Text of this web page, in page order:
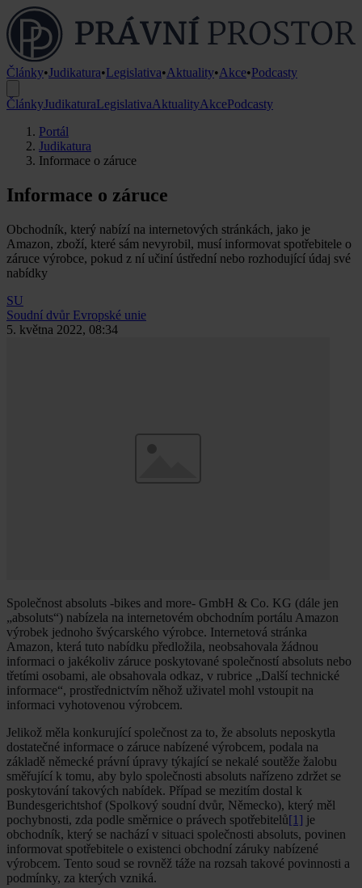
Články•Judikatura•Legislativa•Aktuality•Akce•Podcasty
ČlánkyJudikaturaLegislativaAktualityAkcePodcasty
Portál
Judikatura
Informace o záruce
Informace o záruce
Obchodník, který nabízí na internetových stránkách, jako je
Amazon, zboží, které sám nevyrobil, musí informovat spotřebitele o
záruce výrobce, pokud z ní učiní ústřední nebo rozhodující údaj své
nabídky
SU
Soudní dvůr Evropské unie
5. května 2022, 08:34
Společnost absoluts -bikes and more- GmbH & Co. KG (dále jen
„absoluts“) nabízela na internetovém obchodním portálu Amazon
výrobek jednoho švýcarského výrobce. Internetová stránka
Amazon, která tuto nabídku předložila, neobsahovala žádnou
informaci o jakékoliv záruce poskytované společností absoluts nebo
třetími osobami, ale obsahovala odkaz, v rubrice „Další technické
informace“, prostřednictvím něhož uživatel mohl vstoupit na
informaci vyhotovenou výrobcem.
Jelikož měla konkurující společnost za to, že absoluts neposkytla
dostatečné informace o záruce nabízené výrobcem, podala na
základě německé právní úpravy týkající se nekalé soutěže žalobu
směřující k tomu, aby bylo společnosti absoluts nařízeno zdržet se
poskytování takových nabídek. Případ se mezitím dostal k
Bundesgerichtshof (Spolkový soudní dvůr, Německo), který měl
pochybnosti, zda podle směrnice o právech spotřebitelů[1] je
obchodník, který se nachází v situaci společnosti absoluts, povinen
informovat spotřebitele o existenci obchodní záruky nabízené
výrobcem. Tento soud se rovněž táže na rozsah takové povinnosti a
podmínky, za kterých vzniká.